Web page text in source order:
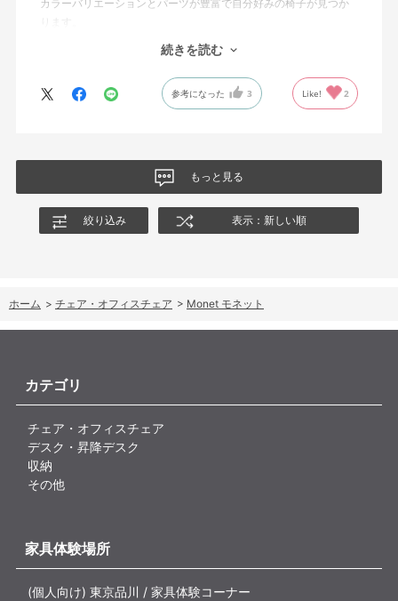
カラーバリエーションとパーツが豊富で自分好みの椅子が見つか
オフィスチェアにしては比較的コンパクトで家に置くのに最適で
した、座り心地も良く大変気に入っています。
今回どうしても欲しい色の組み合わせがあったので固定肘の物を
購入しましたが、欲を言えば稼働肘バージョンもバイカラーなど
続きを読む
参考になった 3 Like! 2
もっと見る
絞り込み 表示：新しい順
ホーム > チェア・オフィスチェア > Monet モネット
カテゴリ
チェア・オフィスチェア
デスク・昇降デスク
収納
その他
家具体験場所
(個人向け) 東京品川 / 家具体験コーナー